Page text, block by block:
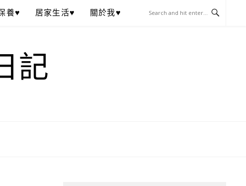
養♥ 居家生活♥ 關於我♥
記